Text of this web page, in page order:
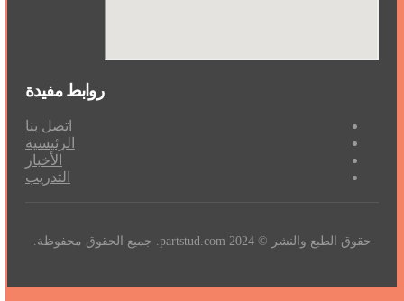
روابط مفيدة
اتصل بنا
الرئيسية
الأخبار
التدريب
حقوق الطبع والنشر © 2024 partstud.com. جميع الحقوق محفوظة.